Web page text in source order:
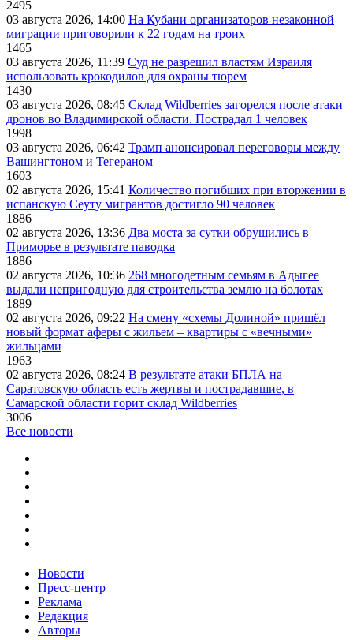
2495
03 августа 2026, 14:00 На Кубани организаторов незаконной
миграции приговорили к 22 годам на троих
1465
03 августа 2026, 11:39 Суд не разрешил властям Израиля
использовать крокодилов для охраны тюрем
1430
03 августа 2026, 08:45 Склад Wildberries загорелся после атаки
дронов во Владимирской области. Пострадал 1 человек
1998
03 августа 2026, 06:42 Трамп анонсировал переговоры между
Вашингтоном и Тегераном
1603
02 августа 2026, 15:41 Количество погибших при вторжении в
испанскую Сеуту мигрантов достигло 90 человек
1886
02 августа 2026, 13:36 Два моста за сутки обрушились в
Приморье в результате паводка
1886
02 августа 2026, 10:36 268 многодетным семьям в Адыгее
выдали непригодную для строительства землю на болотах
1889
02 августа 2026, 09:22 На смену «схемы Долиной» пришёл
новый формат аферы с жильем – квартиры с «вечными»
жильцами
1963
02 августа 2026, 08:24 В результате атаки БПЛА на
Саратовскую область есть жертвы и пострадавшие, в
Самарской области горит склад Wildberries
3006
Все новости
Новости
Пресс-центр
Реклама
Редакция
Авторы